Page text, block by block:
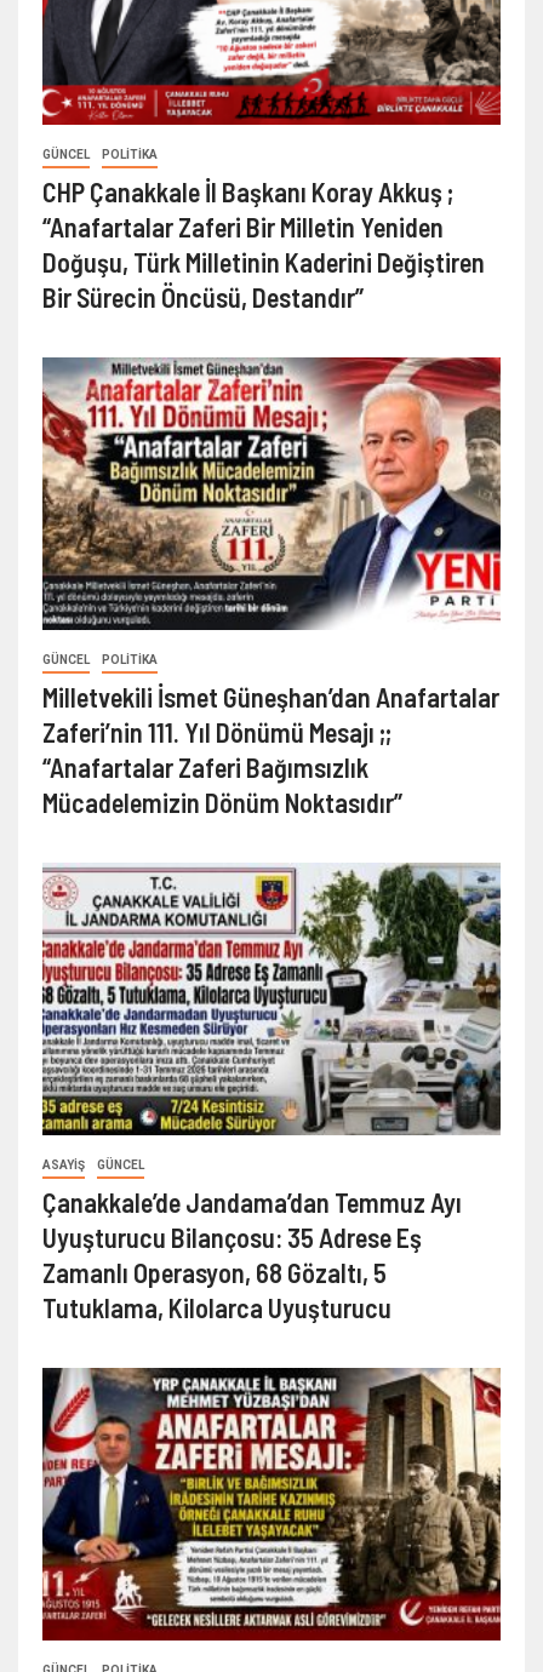
GÜNCEL POLITIKA
CHP Çanakkale İl Başkanı Koray Akkuş ;
“Anafartalar Zaferi Bir Milletin Yeniden
Doğuşu, Türk Milletinin Kaderini Değiştiren
Bir Sürecin Öncüsü, Destandır”
GÜNCEL POLITIKA
Milletvekili İsmet Güneşhan’dan Anafartalar
Zaferi’nin 111. Yıl Dönümü Mesajı ;;
“Anafartalar Zaferi Bağımsızlık
Mücadelemizin Dönüm Noktasıdır”
ASAYIŞ GÜNCEL
Çanakkale’de Jandama’dan Temmuz Ayı
Uyuşturucu Bilançosu: 35 Adrese Eş
Zamanlı Operasyon, 68 Gözaltı, 5
Tutuklama, Kilolarca Uyuşturucu